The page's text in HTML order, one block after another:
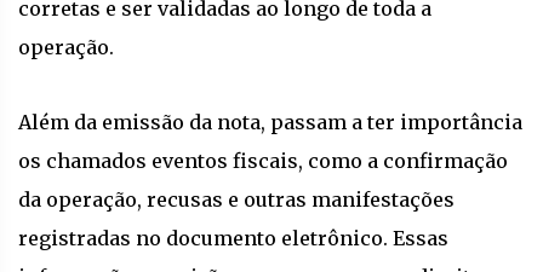
corretas e ser validadas ao longo de toda a
operação.
Além da emissão da nota, passam a ter importância
os chamados eventos fiscais, como a confirmação
da operação, recusas e outras manifestações
registradas no documento eletrônico. Essas